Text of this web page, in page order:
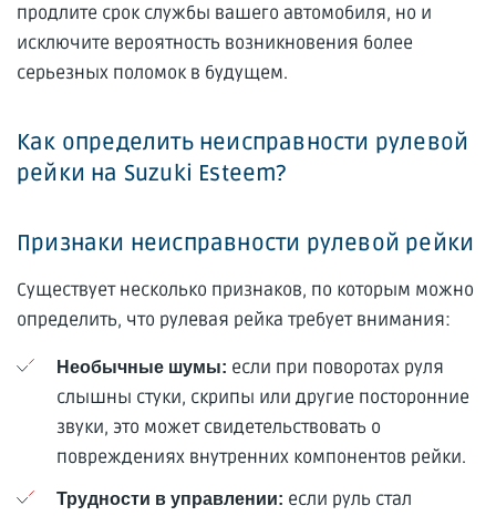
продлите срок службы вашего автомобиля, но и
исключите вероятность возникновения более
серьезных поломок в будущем.
Как определить неисправности рулевой
рейки на Suzuki Esteem?
Признаки неисправности рулевой рейки
Существует несколько признаков, по которым можно
определить, что рулевая рейка требует внимания:
Необычные шумы: если при поворотах руля
слышны стуки, скрипы или другие посторонние
звуки, это может свидетельствовать о
повреждениях внутренних компонентов рейки.
Трудности в управлении: если руль стал